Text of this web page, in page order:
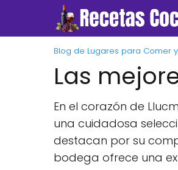
Blog de Lugares para Comer
Las
En el corazón de
una cuidadosa
destacan por su
bodega ofrece una